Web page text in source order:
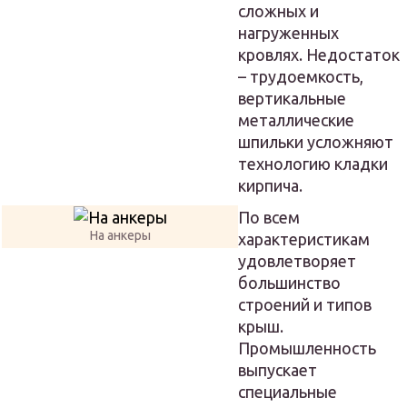
сложных и
нагруженных
кровлях. Недостаток
– трудоемкость,
вертикальные
металлические
шпильки усложняют
технологию кладки
кирпича.
На анкеры
По всем
характеристикам
удовлетворяет
большинство
строений и типов
крыш.
Промышленность
выпускает
специальные